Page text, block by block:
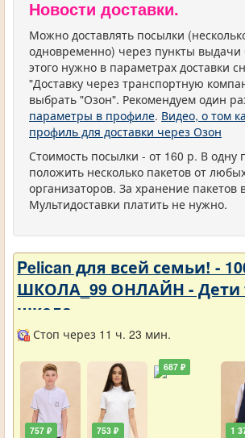
Новости доставки.
Можно доставлять посылки
одновременно) через пункты выдачи
этого нужно в параметрах доставки
"Доставку через транспортную
выбрать "Озон". Рекомендуем один
параметры в профиле. Видео, о том
профиль для доставки через Озон
Стоимость посылки - от 160 р. В одну
положить несколько пакетов от
организаторов. За хранение пакетов
Мультидоставки платить не нужно.
Pelican для всей семьи! -
ШКОЛА_99 ОНЛАЙН - Дети
школа
Стоп через 11 ч. 23 мин.
757 ₽ 753 ₽
687 ₽
1